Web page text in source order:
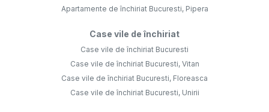
Apartamente de închiriat Bucuresti, Pipera
Case vile de închiriat
Case vile de închiriat Bucuresti
Case vile de închiriat Bucuresti, Vitan
Case vile de închiriat Bucuresti, Floreasca
Case vile de închiriat Bucuresti, Unirii